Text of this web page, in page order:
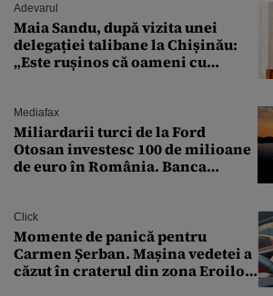
Adevarul
Maia Sandu, după vizita unei
delegației talibane la Chișinău:
„Este rușinos că oameni cu
Mediafax
Miliardarii turci de la Ford
Otosan investesc 100 de milioane
de euro în România. Banca
Click
Momente de panică pentru
Carmen Șerban. Mașina vedetei a
căzut în craterul din zona Eroilor: